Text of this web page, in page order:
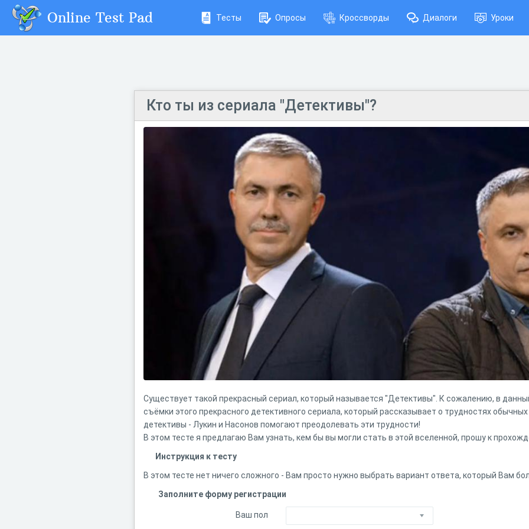
Online Test Pad Тесты Опросы Кроссворды Диалоги Уроки
Кто ты из сериала "Детективы"?
Существует такой прекрасный сериал, который называется "Детективы". К сожалению, в
съёмки этого прекрасного детективного сериала, который рассказывает о трудностях
детективы - Лукин и Насонов помогают преодолевать эти трудности!
В этом тесте я предлагаю Вам узнать, кем бы вы могли стать в этой вселенной, прошу к
Инструкция к тесту
В этом тесте нет ничего сложного - Вам просто нужно выбрать вариант ответа, который Вам
Заполните форму регистрации
Ваш пол